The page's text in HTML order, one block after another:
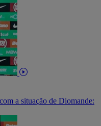
a situação de Diomande: